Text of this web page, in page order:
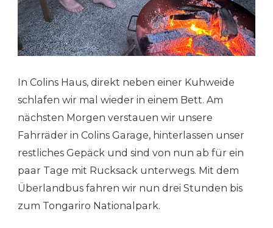
In Colins Haus, direkt neben einer Kuhweide
schlafen wir mal wieder in einem Bett. Am
nächsten Morgen verstauen wir unsere
Fahrräder in Colins Garage, hinterlassen unser
restliches Gepäck und sind von nun ab für ein
paar Tage mit Rucksack unterwegs. Mit dem
Überlandbus fahren wir nun drei Stunden bis
zum Tongariro Nationalpark.